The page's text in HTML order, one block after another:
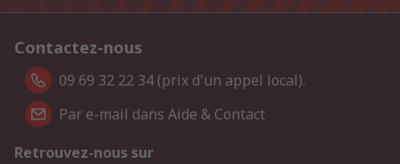
Contactez-nous
09 69 32 22 34 (prix d'un appel local).
Par e-mail dans Aide & Contact
Retrouvez-nous sur